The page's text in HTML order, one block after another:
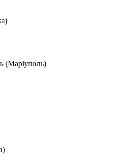
(Маріуполь)